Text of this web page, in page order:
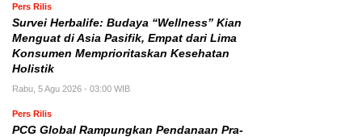
Pers Rilis
Survei Herbalife: Budaya “Wellness” Kian
Menguat di Asia Pasifik, Empat dari Lima
Konsumen Memprioritaskan Kesehatan
Holistik
Rabu, 5 Agu 2026 - 03:00 WIB
Pers Rilis
PCG Global Rampungkan Pendanaan Pra-